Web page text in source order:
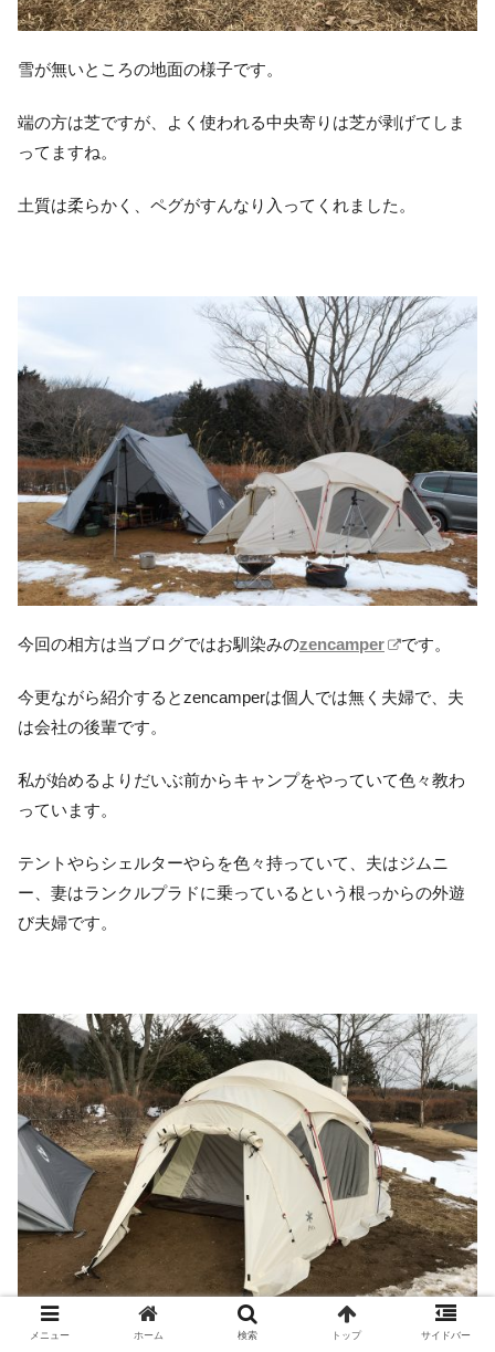
雪が無いところの地面の様子です。
端の方は芝ですが、よく使われる中央寄りは芝が剥げてしま
ってますね。
土質は柔らかく、ペグがすんなり入ってくれました。
今回の相方は当ブログではお馴染みのzencamper です。
今更ながら紹介するとzencamperは個人では無く夫婦で、夫
は会社の後輩です。
私が始めるよりだいぶ前からキャンプをやっていて色々教わ
っています。
テントやらシェルターやらを色々持っていて、夫はジムニ
ー、妻はランクルプラドに乗っているという根っからの外遊
び夫婦です。
メニュー ホーム 検索 トップ サイドバー